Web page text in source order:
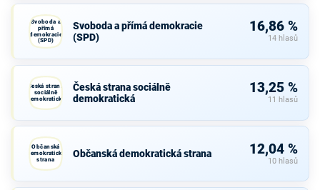
Svoboda a
přímá
demokracie
(SPD)
Svoboda a přímá demokracie
(SPD)
16,86 %
14 hlasů
Česká strana
sociálně
demokratická
Česká strana sociálně
demokratická
13,25 %
11 hlasů
Občanská
demokratická
strana
Občanská demokratická strana 12,04 %
10 hlasů